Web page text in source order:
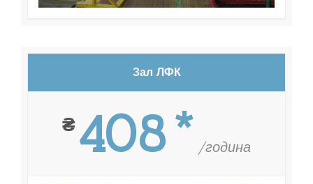
Зал ЛФК
₴408* /година